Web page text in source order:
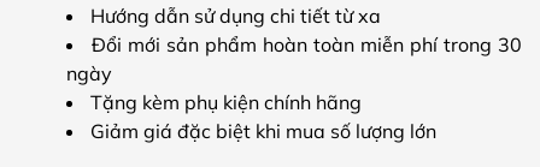
Hướng dẫn sử dụng chi tiết từ xa
Đổi mới sản phẩm hoàn toàn miễn phí trong 30
ngày
Tặng kèm phụ kiện chính hãng
Giảm giá đặc biệt khi mua số lượng lớn